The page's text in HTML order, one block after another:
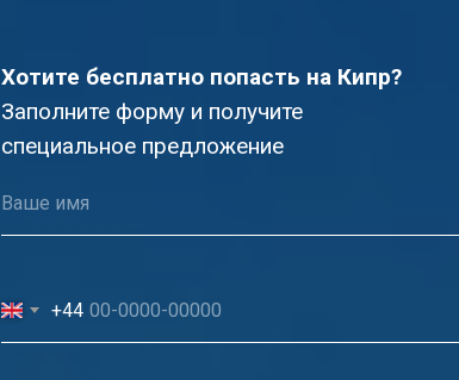
Хотите бесплатно попасть на Кипр?
Заполните форму и получите
специальное предложение
+44